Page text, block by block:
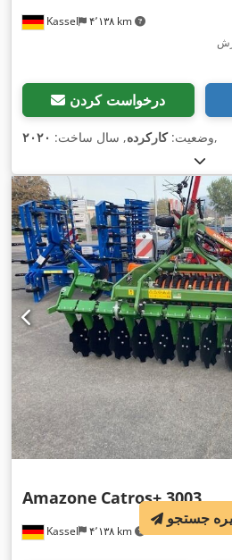
Kassel ۴٬۱۳۸ km
درخواست کردن
وضعیت:کارکرده, سال ساخت: ۲۰۲۰ ,
Kassel ۴٬۱۳۸ km
Amazone Catros+ 3003
جستجو